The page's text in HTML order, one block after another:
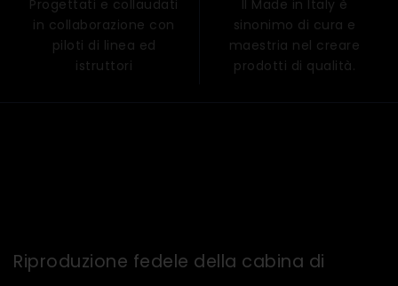
Progettati e collaudati
in collaborazione con
piloti di linea ed
istruttori
Il Made in Italy è
sinonimo di cura e
maestria nel creare
prodotti di qualità.
Riproduzione fedele della cabina di